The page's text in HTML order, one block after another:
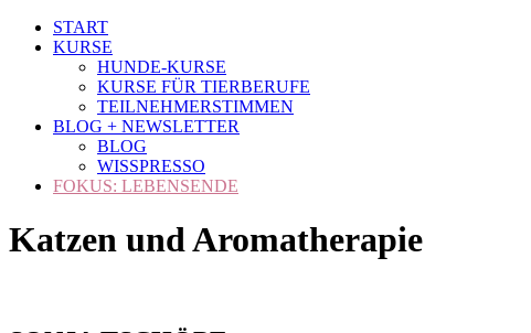
START
KURSE
HUNDE-KURSE
KURSE FÜR TIERBERUFE
TEILNEHMERSTIMMEN
BLOG + NEWSLETTER
BLOG
WISSPRESSO
FOKUS: LEBENSENDE
Katzen und Aromatherapie